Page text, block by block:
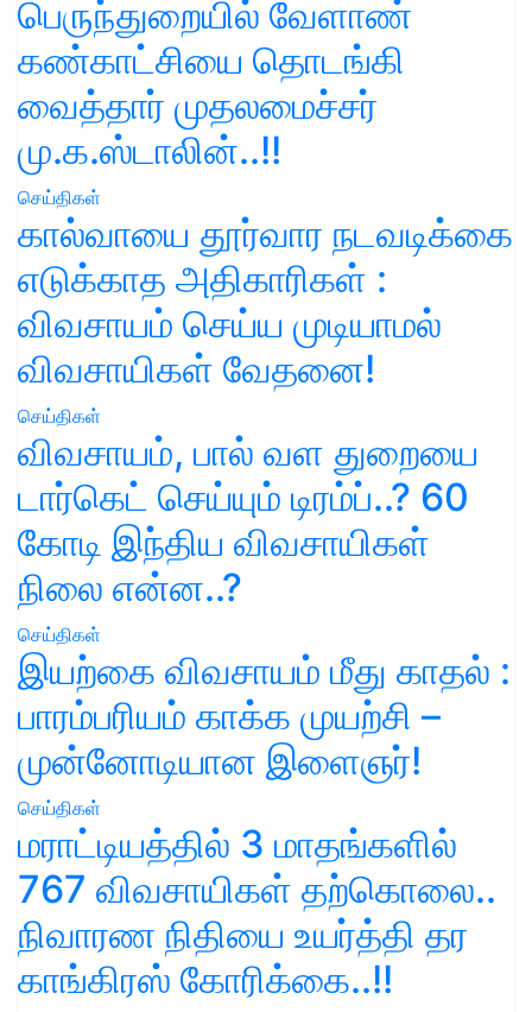
பெருந்துறையில் வேளாண்
கண்காட்சியை தொடங்கி
வைத்தார் முதலமைச்சர்
மு.க.ஸ்டாலின்..!!
செய்திகள்
கால்வாயை தூர்வார நடவடிக்கை
எடுக்காத அதிகாரிகள் :
விவசாயம் செய்ய முடியாமல்
விவசாயிகள் வேதனை!
செய்திகள்
விவசாயம், பால் வள துறையை
டார்கெட் செய்யும் டிரம்ப்..? 60
கோடி இந்திய விவசாயிகள்
நிலை என்ன..?
செய்திகள்
இயற்கை விவசாயம் மீது காதல் :
பாரம்பரியம் காக்க முயற்சி –
முன்னோடியான இளைஞர்!
செய்திகள்
மராட்டியத்தில் 3 மாதங்களில்
767 விவசாயிகள் தற்கொலை..
நிவாரண நிதியை உயர்த்தி தர
காங்கிரஸ் கோரிக்கை..!!